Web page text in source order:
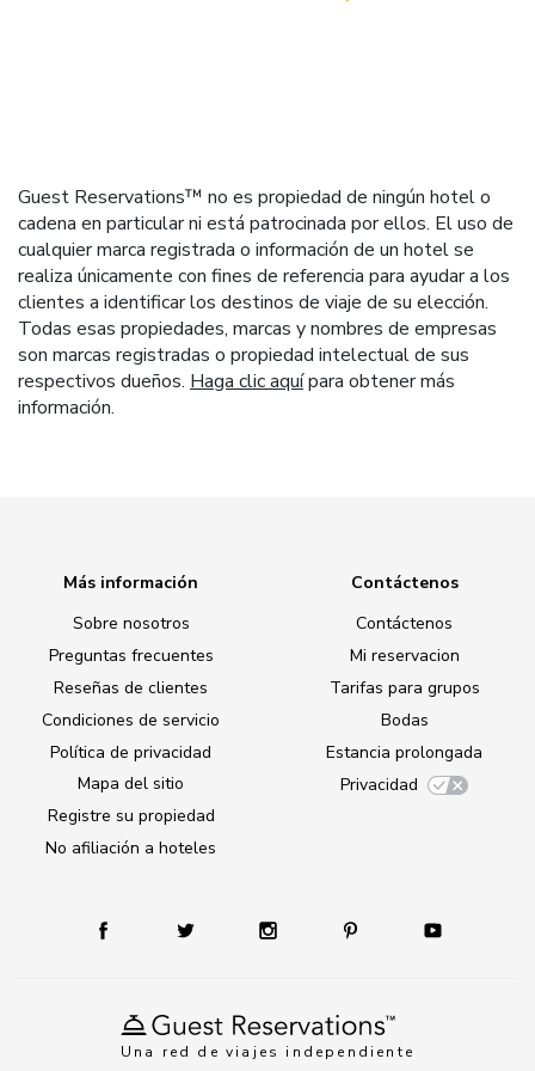
Guest Reservations™ no es propiedad de ningún hotel o
cadena en particular ni está patrocinada por ellos. El uso de
cualquier marca registrada o información de un hotel se
realiza únicamente con fines de referencia para ayudar a los
clientes a identificar los destinos de viaje de su elección.
Todas esas propiedades, marcas y nombres de empresas
son marcas registradas o propiedad intelectual de sus
respectivos dueños. Haga clic aquípara obtener más
información.
Una red de viajes independiente
Más información
Sobre nosotros
Preguntas frecuentes
Reseñas de clientes
Condiciones de servicio
Política de privacidad
Mapa del sitio
Registre su propiedad
No afiliación a hoteles
Contáctenos
Contáctenos
Mi reservacion
Tarifas para grupos
Bodas
Estancia prolongada
Privacidad